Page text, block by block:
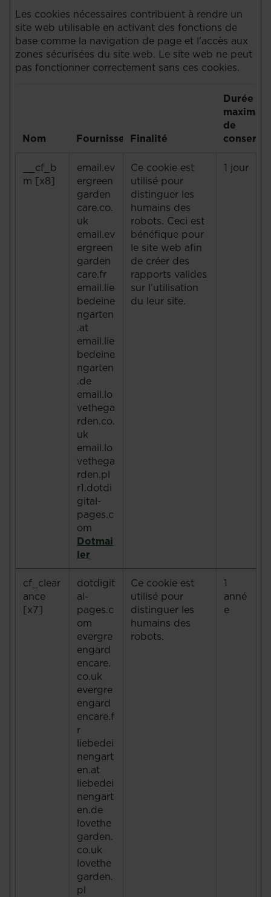
Les cookies nécessaires contribuent à rendre un
site web utilisable en activant des fonctions de
base comme la navigation de page et l'accès aux
zones sécurisées du site web. Le site web ne peut
pas fonctionner correctement sans ces cookies.
Nom FournisseurFinalité
Durée
maximale
de
__cf_b
m [x8]
email.ev
ergreen
garden
care.co.
uk
email.ev
ergreen
garden
care.fr
email.lie
bedeine
ngarten
.at
email.lie
bedeine
ngarten
.de
email.lo
vethega
rden.co.
uk
email.lo
vethega
rden.pl
r1.dotdi
gital-
pages.c
om
Dotmai
ler
Ce cookie est
utilisé pour
distinguer les
humains des
robots. Ceci est
bénéfique pour
le site web afin
de créer des
rapports valides
sur l'utilisation
du leur site.
1 jour
cf_clear
ance
[x7]
dotdigit
al-
pages.c
om
evergre
engard
encare.
co.uk
evergre
engard
encare.f
r
liebedei
nengart
en.at
liebedei
nengart
en.de
lovethe
garden.
co.uk
lovethe
garden.
pl
Ce cookie est
utilisé pour
distinguer les
humains des
robots.
1
anné
e